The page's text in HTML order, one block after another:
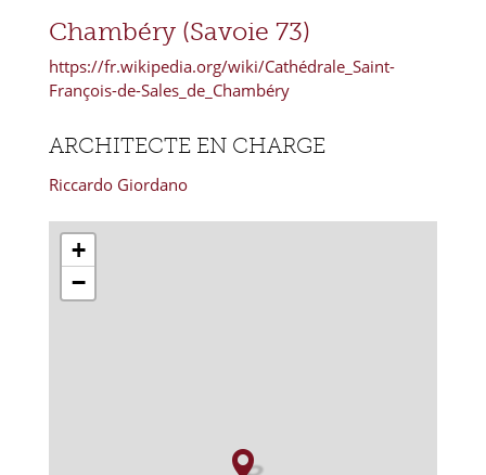
Chambéry (Savoie 73)
https://fr.wikipedia.org/wiki/Cathédrale_Saint-
François-de-Sales_de_Chambéry
ARCHITECTE EN CHARGE
Riccardo Giordano
+
−